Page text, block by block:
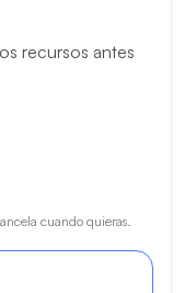
recursos antes
cuando quieras.